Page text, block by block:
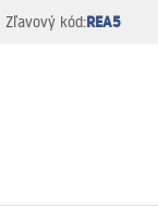
Zľavový kód:REA5